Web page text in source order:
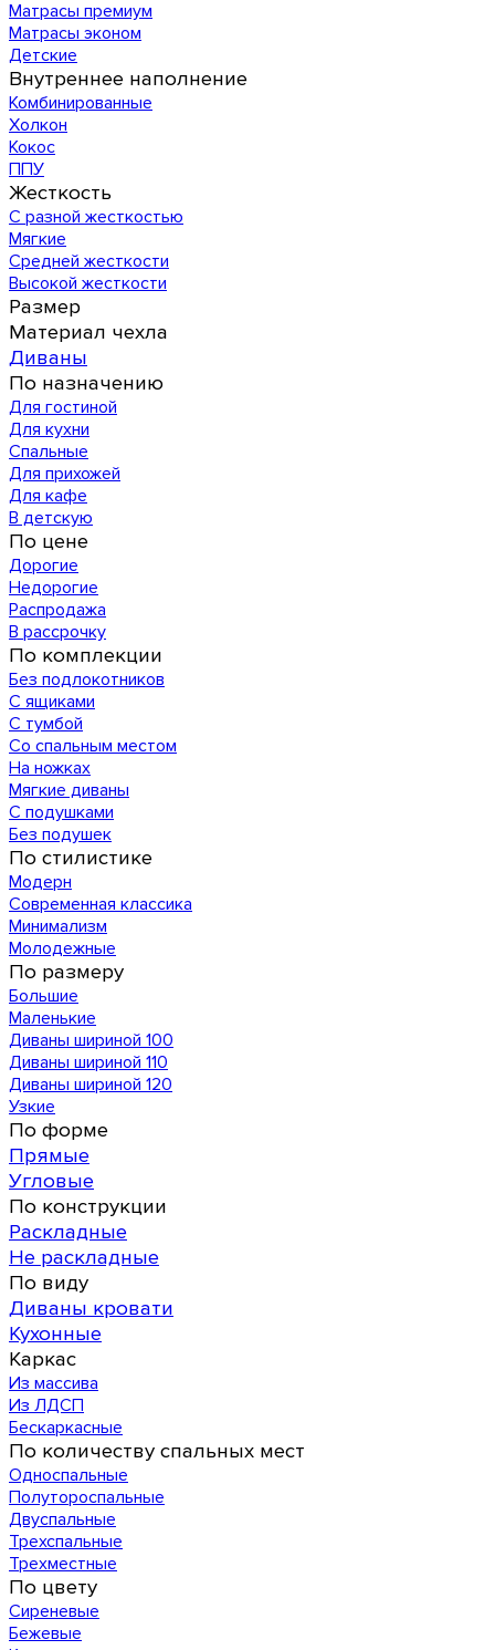
Матрасы премиум
Матрасы эконом
Детские
Внутреннее наполнение
Комбинированные
Холкон
Кокос
ППУ
Жесткость
С разной жесткостью
Мягкие
Средней жесткости
Высокой жесткости
Размер
Материал чехла
Диваны
По назначению
Для гостиной
Для кухни
Спальные
Для прихожей
Для кафе
В детскую
По цене
Дорогие
Недорогие
Распродажа
В рассрочку
По комплекции
Без подлокотников
С ящиками
С тумбой
Со спальным местом
На ножках
Мягкие диваны
С подушками
Без подушек
По стилистике
Модерн
Современная классика
Минимализм
Молодежные
По размеру
Большие
Маленькие
Диваны шириной 100
Диваны шириной 110
Диваны шириной 120
Узкие
По форме
Прямые
Угловые
По конструкции
Раскладные
Не раскладные
По виду
Диваны кровати
Кухонные
Каркас
Из массива
Из ЛДСП
Бескаркасные
По количеству спальных мест
Односпальные
Полутороспальные
Двуспальные
Трехспальные
Трехместные
По цвету
Сиреневые
Бежевые